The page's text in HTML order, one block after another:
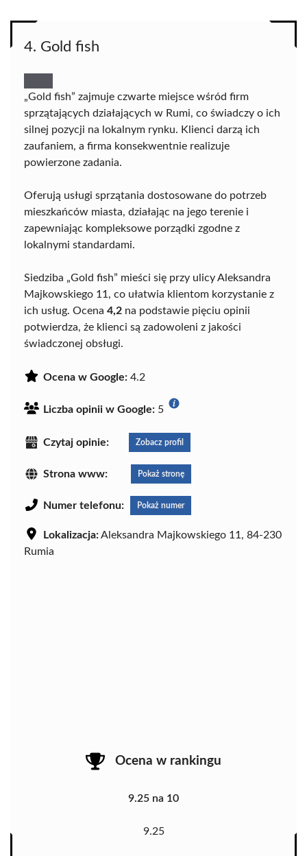
4. Gold fish
„Gold fish” zajmuje czwarte miejsce wśród firm
sprzątających działających w Rumi, co świadczy o ich
silnej pozycji na lokalnym rynku. Klienci darzą ich
zaufaniem, a firma konsekwentnie realizuje
powierzone zadania.
Oferują usługi sprzątania dostosowane do potrzeb
mieszkańców miasta, działając na jego terenie i
zapewniając kompleksowe porządki zgodne z
lokalnymi standardami.
Siedziba „Gold fish” mieści się przy ulicy Aleksandra
Majkowskiego 11, co ułatwia klientom korzystanie z
ich usług. Ocena 4,2 na podstawie pięciu opinii
potwierdza, że klienci są zadowoleni z jakości
świadczonej obsługi.
Ocena w Google: 4.2
Liczba opinii w Google: 5
Czytaj opinie: Zobacz profil
Strona www: Pokaż stronę
Numer telefonu: Pokaż numer
Lokalizacja:Aleksandra Majkowskiego 11, 84-230
Rumia
Ocena w rankingu
9.25 na 10
9.25